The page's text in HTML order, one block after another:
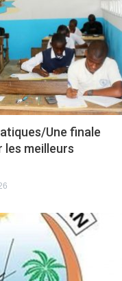
Une finale
les meilleurs